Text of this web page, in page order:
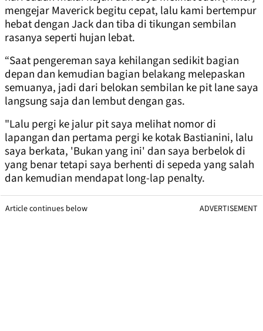
mengejar Maverick begitu cepat, lalu kami bertempur
hebat dengan Jack dan tiba di tikungan sembilan
rasanya seperti hujan lebat.
“Saat pengereman saya kehilangan sedikit bagian
depan dan kemudian bagian belakang melepaskan
semuanya, jadi dari belokan sembilan ke pit lane saya
langsung saja dan lembut dengan gas.
"Lalu pergi ke jalur pit saya melihat nomor di
lapangan dan pertama pergi ke kotak Bastianini, lalu
saya berkata, 'Bukan yang ini' dan saya berbelok di
yang benar tetapi saya berhenti di sepeda yang salah
dan kemudian mendapat long-lap penalty.
Article continues below ADVERTISEMENT